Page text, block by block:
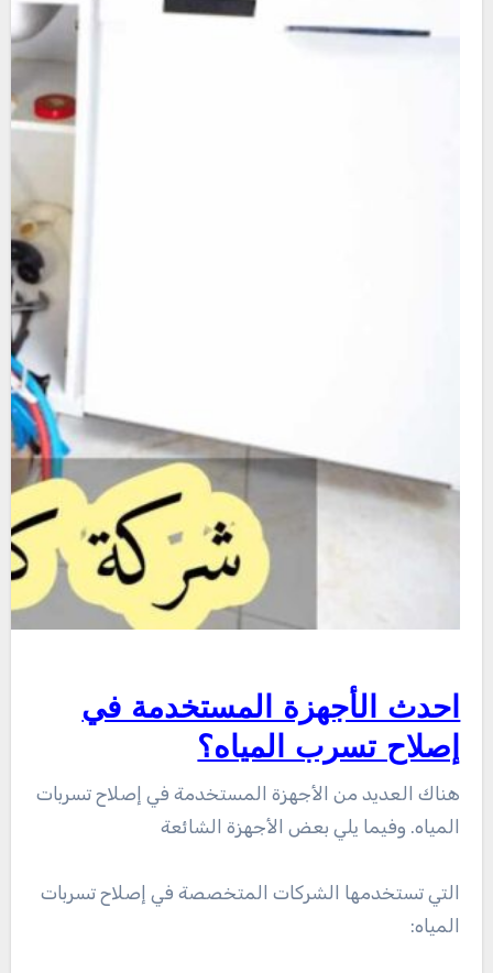
احدث الأجهزة المستخدمة في
إصلاح تسرب المياه؟
هناك العديد من الأجهزة المستخدمة في إصلاح تسربات
المياه. وفيما يلي بعض الأجهزة الشائعة
التي تستخدمها الشركات المتخصصة في إصلاح تسربات
المياه: